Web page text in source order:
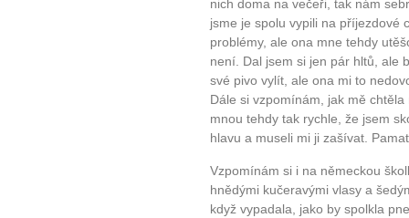
nich doma na večeři, tak nám
jsme je spolu vypili na příjezdové
problémy, ale ona mne tehdy
není. Dal jsem si jen pár hltů, ale
své pivo vylít, ale ona mi to
Dále si vzpomínám, jak mě
mnou tehdy tak rychle, že jsem
hlavu a museli mi ji zašívat.
Vzpomínám si i na německou
hnědými kučeravými vlasy a
když vypadala, jako by spolkla